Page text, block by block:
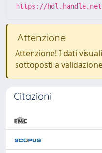
https://hdl.handle.net/
Attenzione
Attenzione! I dati
sottoposti a
Citazioni